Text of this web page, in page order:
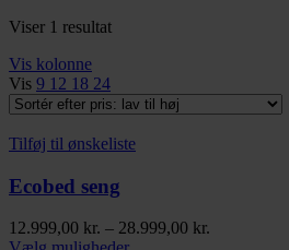
Viser 1 resultat
Vis kolonne
Vis 9 12 18 24
Tilføj til ønskeliste
Ecobed seng
12.999,00 kr. – 28.999,00 kr.